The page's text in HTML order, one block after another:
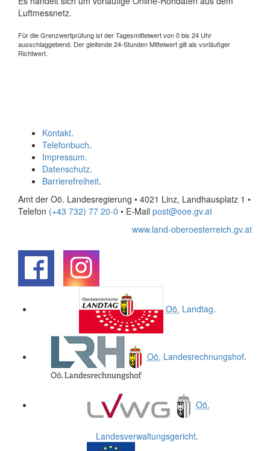
Luftmessnetz.
Für die Grenzwertprüfung ist der Tagesmittelwert von 0 bis 24 Uhr
ausschlaggebend. Der gleitende 24-Stunden Mittelwert gilt als vorläufiger
Richtwert.
Kontakt.
Telefonbuch.
Impressum.
Datenschutz.
Barrierefreiheit.
Amt der Oö. Landesregierung • 4021 Linz, Landhausplatz 1 •
Telefon (+43 732) 77 20-0 • E-Mail post@ooe.gv.at
www.land-oberoesterreich.gv.at
Oö. Landtag.
Oö. Landesrechnungshof.
Oö.
Landesverwaltungsgericht.